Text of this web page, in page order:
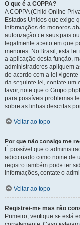
O que é a COPPA?
A COPPA (Child Online
Estados Unidos que exige
informações de menores
autorização de seus pais
legalmente aceito em que
menores. No Brasil, esta
a aplicação desta função,
administradores apliquem
de acordo com a lei
da seguinte lei, contate um
favor, note que o Grupo
para possíveis problemas
sobre as linhas descritas
Voltar ao topo
Por que não consigo me
É possível que o
adicionado como nome de
registro também pode ter
informações, contate o
Voltar ao topo
Registrei-me mas não
Primeiro, verifique se está